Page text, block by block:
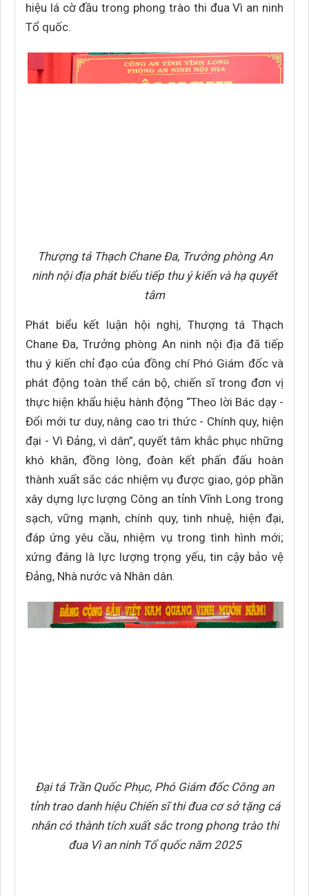
hiệu lá cờ đầu trong phong trào thi đua Vì an ninh
Tổ quốc.
Thượng tá Thạch Chane Đa, Trưởng phòng An
ninh nội địa phát biểu tiếp thu ý kiến và hạ quyết
tâm
Phát biểu kết luận hội nghị, Thượng tá Thạch
Chane Đa, Trưởng phòng An ninh nội địa đã tiếp
thu ý kiến chỉ đạo của đồng chí Phó Giám đốc và
phát động toàn thể cán bộ, chiến sĩ trong đơn vị
thực hiện khẩu hiệu hành động “Theo lời Bác dạy -
Đổi mới tư duy, nâng cao tri thức - Chính quy, hiện
đại - Vì Đảng, vì dân”, quyết tâm khắc phục những
khó khăn, đồng lòng, đoàn kết phấn đấu hoàn
thành xuất sắc các nhiệm vụ được giao, góp phần
xây dựng lực lượng Công an tỉnh Vĩnh Long trong
sạch, vững mạnh, chính quy, tinh nhuệ, hiện đại,
đáp ứng yêu cầu, nhiệm vụ trong tình hình mới;
xứng đáng là lực lượng trọng yếu, tin cậy bảo vệ
Đảng, Nhà nước và Nhân dân.
Đại tá Trần Quốc Phục, Phó Giám đốc Công an
tỉnh trao danh hiệu Chiến sĩ thi đua cơ sở tặng cá
nhân có thành tích xuất sắc trong phong trào thi
đua Vì an ninh Tổ quốc năm 2025